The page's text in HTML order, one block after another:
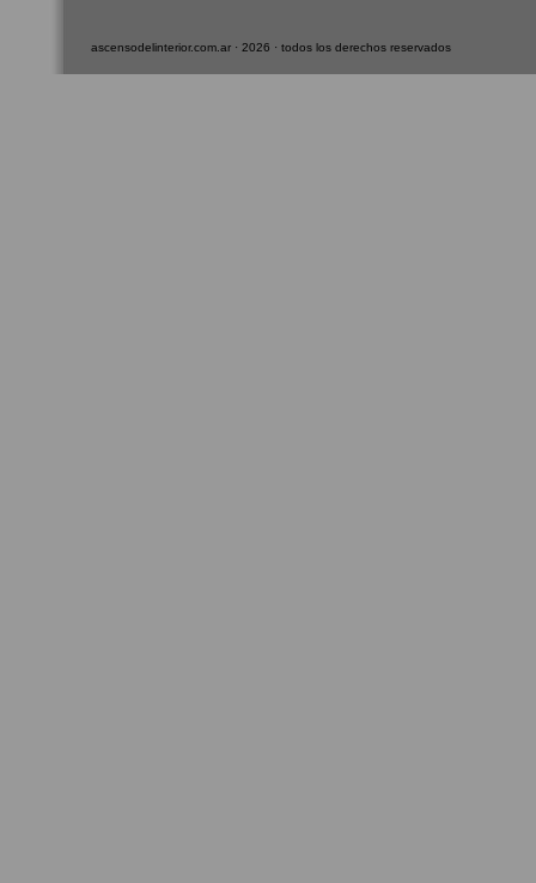
ascensodelinterior.com.ar · 2026 · todos los derechos reservados